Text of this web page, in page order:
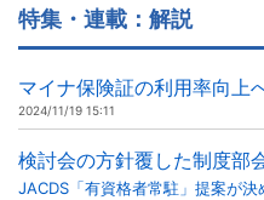
特集・連載：解説
マイナ保険証の利用率向上
2024/11/19 15:11
検討会の方針覆した制度部
JACDS「有資格者常駐」提案が決